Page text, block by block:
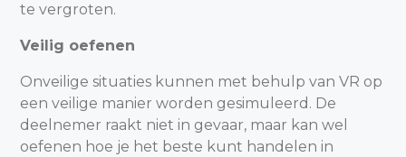
te vergroten.
Veilig oefenen
Onveilige situaties kunnen met behulp van VR op
een veilige manier worden gesimuleerd. De
deelnemer raakt niet in gevaar, maar kan wel
oefenen hoe je het beste kunt handelen in